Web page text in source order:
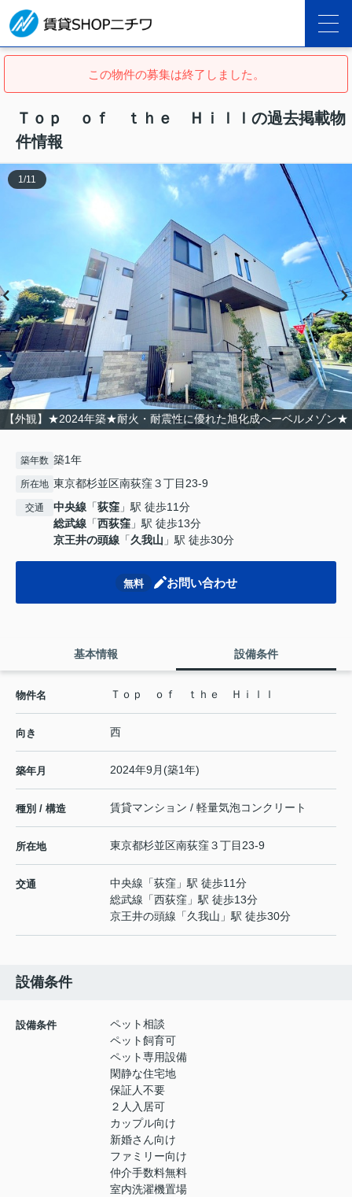
この物件の募集は終了しました。
Ｔｏｐ ｏｆ ｔｈｅ Ｈｉｌｌの過去掲載物
件情報
【外観】★2024年築★耐火・耐震性に優れた旭化成へーベルメゾン★
1 /11
築年数 築1年
所在地 東京都杉並区南荻窪３丁目23-9
交通 中央線 「荻窪 」駅 徒歩11分
総武線 「西荻窪 」駅 徒歩13分
京王井の頭線 「久我山 」駅 徒歩30分
無料 お問い合わせ
基本情報 設備条件
物件名 Ｔｏｐ ｏｆ ｔｈｅ Ｈｉｌｌ
向き 西
築年月 2024年9月(築1年)
種別 / 構造 賃貸マンション / 軽量気泡コンクリート
所在地 東京都杉並区南荻窪３丁目23-9
交通 中央線 「荻窪 」駅 徒歩11分
総武線 「西荻窪 」駅 徒歩13分
京王井の頭線 「久我山 」駅 徒歩30分
設備条件
設備条件
ペット相談
ペット飼育可
ペット専用設備
閑静な住宅地
保証人不要
２人入居可
カップル向け
新婚さん向け
ファミリー向け
仲介手数料無料
室内洗濯機置場